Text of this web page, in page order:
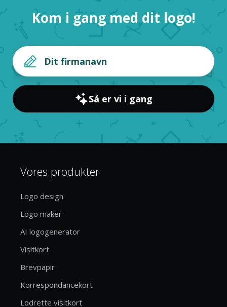
Kom i gang med dit logo!
Så er vi i gang
Vores produkter
Logo design
Logo maker
AI logogenerator
Visitkort
Brevpapir
Korrespondancekort
Lodrette visitkort